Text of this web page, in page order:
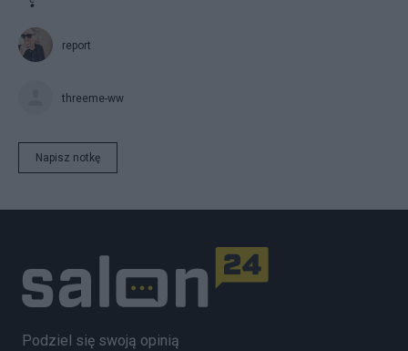
report
threeme-ww
Napisz notkę
Podziel się swoją opinią